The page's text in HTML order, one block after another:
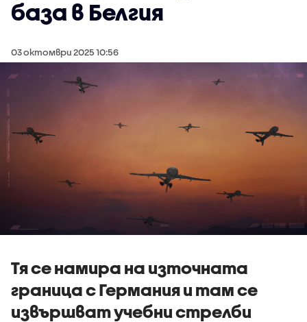
база в Белгия
03 октомври 2025 10:56
Тя се намира на източната
граница с Германия и там се
извършват учебни стрелби